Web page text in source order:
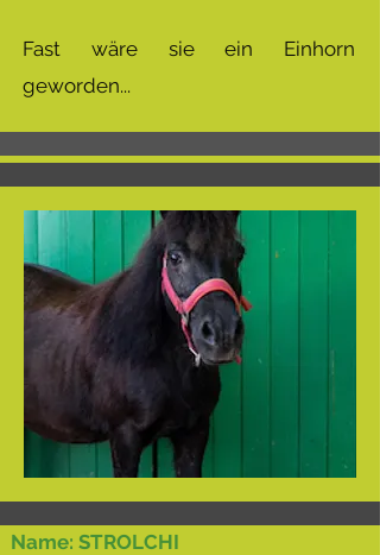
Fast wäre sie ein Einhorn
geworden...
Name: STROLCHI